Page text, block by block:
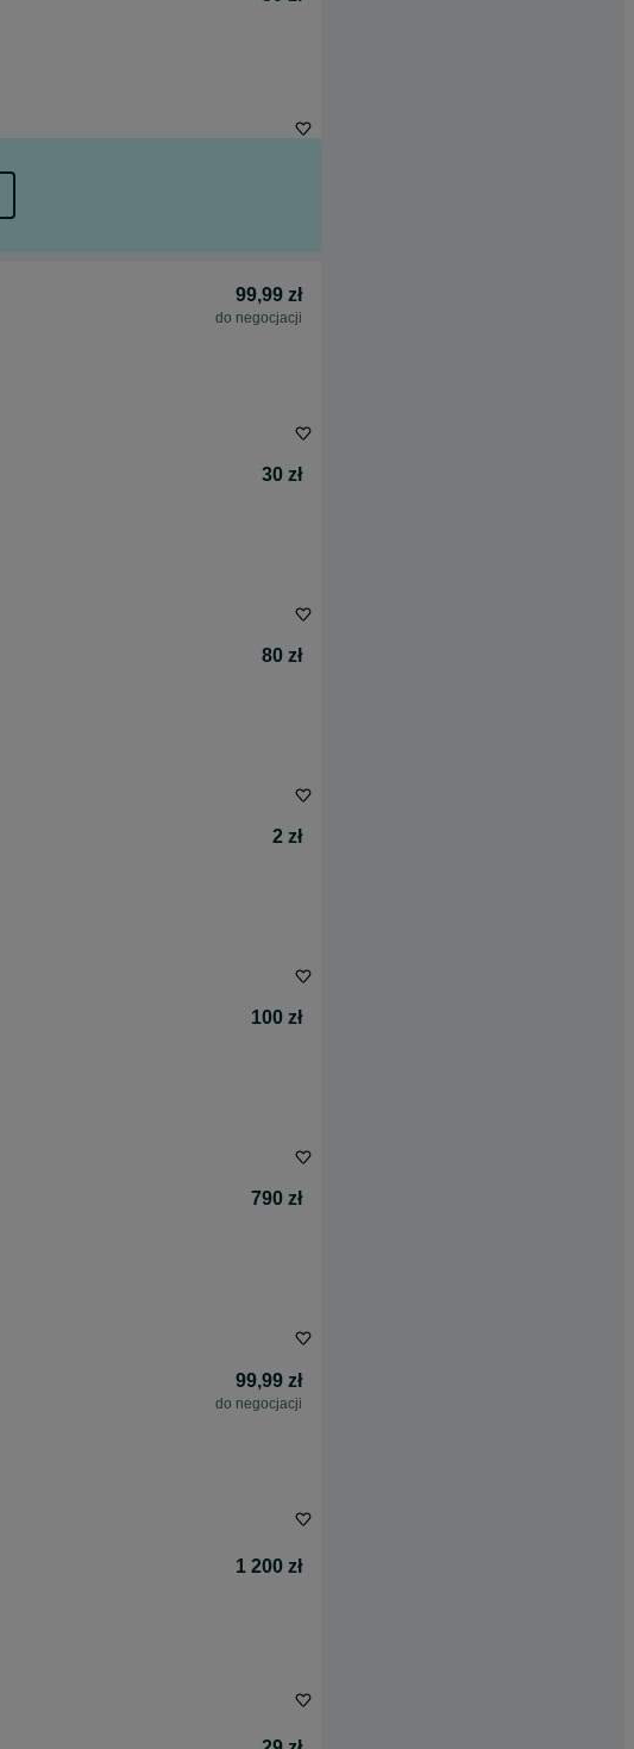
99,99 zł
do negocjacji
30 zł
80 zł
2 zł
100 zł
790 zł
99,99 zł
do negocjacji
1 200 zł